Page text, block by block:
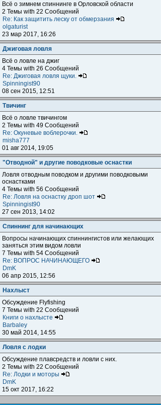
Всё о зимнем спиннинге в Орловской области
2 Темы with 22 Сообщений
Re: Как защитить леску от обмерзания
olgaturist
23 мар 2017, 16:26
Джиговая ловля
Всё о ловле на джиг
4 Темы with 26 Сообщений
Re: Джиговая ловля щуки.
Spinningist90
08 сен 2015, 12:51
Твичинг
Всё о ловле твичингом
2 Темы with 49 Сообщений
Re: Окуневые воблерочки.
misha777
01 авг 2014, 19:05
"Отводной" и другие поводковые оснастки
Ловля отводным поводком и другими поводковыми
оснастками
4 Темы with 56 Сообщений
Re: Ловля на оснастку дроп шот
Spinningist90
27 сен 2013, 14:02
Спиннинг для начинающих
Вопросы начинающих спиннингистов или желающих
заняться этим видом ловли
7 Темы with 54 Сообщений
Re: ВОПРОС НАЧИНАЮЩЕГО
DmK
06 апр 2015, 12:56
Нахлыст
Обсуждение Flyfishing
7 Темы with 22 Сообщений
Книги о нахлысте
Barbaley
30 май 2014, 14:55
Ловля с лодки
Обсуждение плавсредств и ловли с них.
2 Темы with 22 Сообщений
Re: Лодки и моторы
DmK
15 окт 2017, 16:22